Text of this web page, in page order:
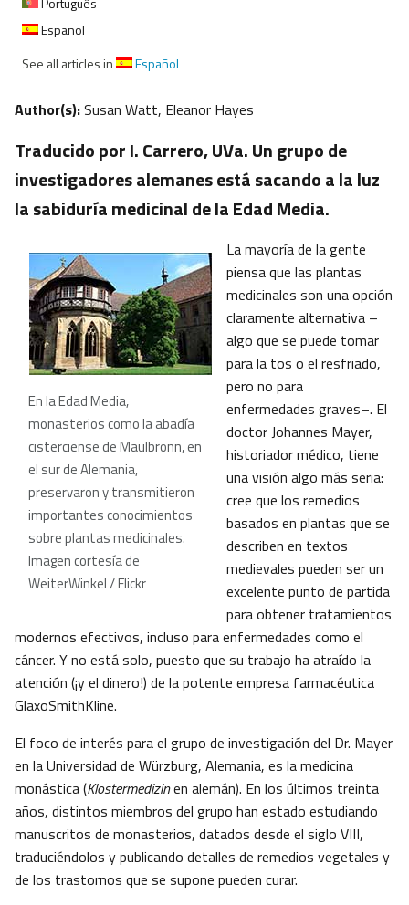
Español
See all articles in
Español
Author(s):Susan Watt, Eleanor Hayes
Traducido por I. Carrero, UVa. Un grupo de
investigadores alemanes está sacando a la luz
la sabiduría medicinal de la Edad Media.
En la Edad Media,
monasterios como la abadía
cisterciense de Maulbronn, en
el sur de Alemania,
preservaron y transmitieron
importantes conocimientos
sobre plantas medicinales.
Imagen cortesía de
WeiterWinkel / Flickr
La mayoría de la gente
piensa que las plantas
medicinales son una opción
claramente alternativa –
algo que se puede tomar
para la tos o el resfriado,
pero no para
enfermedades graves–. El
doctor Johannes Mayer,
historiador médico, tiene
una visión algo más seria:
cree que los remedios
basados en plantas que se
describen en textos
medievales pueden ser un
excelente punto de partida
para obtener tratamientos
modernos efectivos, incluso para enfermedades como el
cáncer. Y no está solo, puesto que su trabajo ha atraído la
atención (¡y el dinero!) de la potente empresa farmacéutica
GlaxoSmithKline.
El foco de interés para el grupo de investigación del Dr. Mayer
en la Universidad de Würzburg, Alemania, es la medicina
monástica (Klostermedizinen alemán). En los últimos treinta
años, distintos miembros del grupo han estado estudiando
manuscritos de monasterios, datados desde el siglo VIII,
traduciéndolos y publicando detalles de remedios vegetales y
de los trastornos que se supone pueden curar.